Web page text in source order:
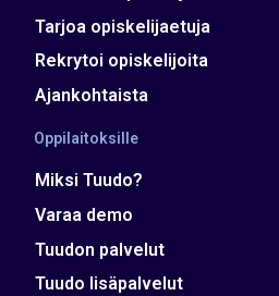
Tarjoa opiskelijaetuja
Rekrytoi opiskelijoita
Ajankohtaista
Oppilaitoksille
Miksi Tuudo?
Varaa demo
Tuudon palvelut
Tuudo lisäpalvelut